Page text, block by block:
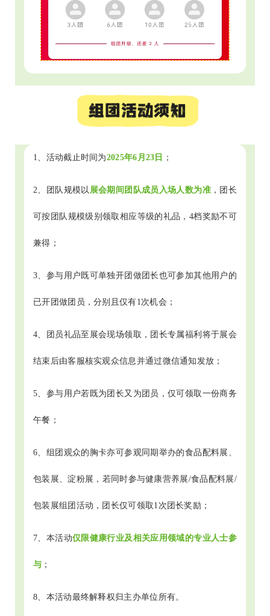
1、活动截止时间为2025年6月23日 ；
2、团队规模以 展会期间团队成员入场人数为准，团长
可按团队规模级别领取相应等级的礼品，4档奖励不可
兼得；
3、参与用户既可单独开团做团长也可参加其他用户的
已开团做团员，分别且仅有1次机会；
4、团员礼品至展会现场领取，团长专属福利将于展会
结束后由客服核实观众信息并通过微信通知发放；
5、参与用户若既为团长又为团员，仅可领取一份商务
午餐；
6、组团观众的胸卡亦可参观同期举办的食品配料展、
包装展、淀粉展，若同时参与健康营养展/食品配料展/
包装展组团活动，团长仅可领取1次团长奖励；
7、本活动仅限健康行业及相关应用领域的专业人士参
与 ；
8、本活动最终解释权归主办单位所有。